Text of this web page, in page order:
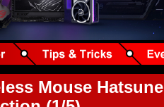
Mouse Hatsune